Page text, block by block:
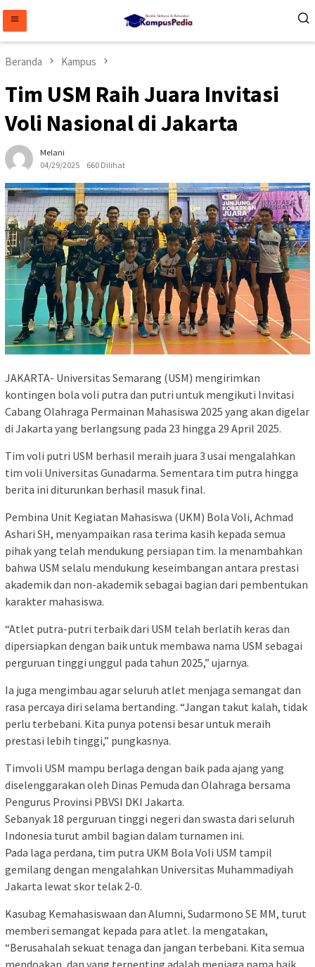
konten
Beranda Kampus
Tim USM Raih Juara Invitasi
Voli Nasional di Jakarta
Melani
04/29/2025
660 Dilihat
JAKARTA- Universitas Semarang (USM) mengirimkan
kontingen bola voli putra dan putri untuk mengikuti Invitasi
Cabang Olahraga Permainan Mahasiswa 2025 yang akan digelar
di Jakarta yang berlangsung pada 23 hingga 29 April 2025.
Tim voli putri USM berhasil meraih juara 3 usai mengalahkan
tim voli Universitas Gunadarma. Sementara tim putra hingga
berita ini diturunkan berhasil masuk final.
Pembina Unit Kegiatan Mahasiswa (UKM) Bola Voli, Achmad
Ashari SH, menyampaikan rasa terima kasih kepada semua
pihak yang telah mendukung persiapan tim. Ia menambahkan
bahwa USM selalu mendukung keseimbangan antara prestasi
akademik dan non-akademik sebagai bagian dari pembentukan
karakter mahasiswa.
“Atlet putra-putri terbaik dari USM telah berlatih keras dan
dipersiapkan dengan baik untuk membawa nama USM sebagai
perguruan tinggi unggul pada tahun 2025,” ujarnya.
Ia juga mengimbau agar seluruh atlet menjaga semangat dan
rasa percaya diri selama bertanding. “Jangan takut kalah, tidak
perlu terbebani. Kita punya potensi besar untuk meraih
prestasi lebih tinggi,” pungkasnya.
Timvoli USM mampu berlaga dengan baik pada ajang yang
diselenggarakan oleh Dinas Pemuda dan Olahraga bersama
Pengurus Provinsi PBVSI DKI Jakarta.
Sebanyak 18 perguruan tinggi negeri dan swasta dari seluruh
Indonesia turut ambil bagian dalam turnamen ini.
Pada laga perdana, tim putra UKM Bola Voli USM tampil
gemilang dengan mengalahkan Universitas Muhammadiyah
Jakarta lewat skor telak 2-0.
Kasubag Kemahasiswaan dan Alumni, Sudarmono SE MM, turut
memberi semangat kepada para atlet. Ia mengatakan,
“Berusahalah sekuat tenaga dan jangan terbebani. Kita semua